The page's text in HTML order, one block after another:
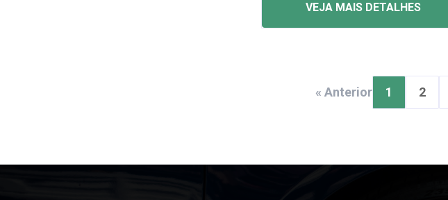
VEJA MAIS DETALHES
« Anterior 1 2